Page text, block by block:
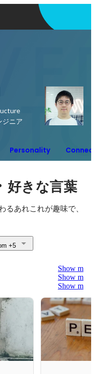
ジニア
Personality
好きな言葉
るあれこれが趣味で、
+5
Show more
Show more
Show more